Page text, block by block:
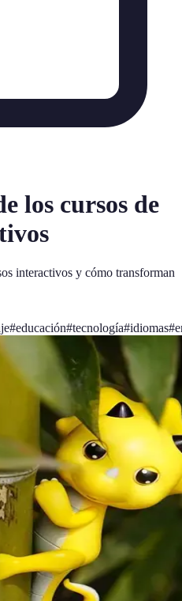
los cursos de
interactivos y cómo transforman
#educación#tecnología#idiomas#